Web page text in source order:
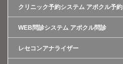
クリニック予約システム アポクル予約
WEB問診システム アポクル問診
レセコンアナライザー